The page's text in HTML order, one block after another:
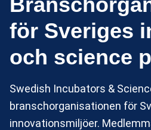
för Sveriges
och science
Swedish Incubators &
branschorganisationen för
innovationsmiljöer.